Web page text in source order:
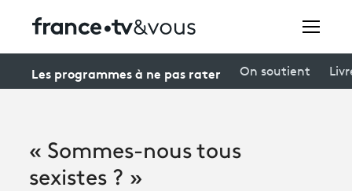
Creators
Les programmes à ne pas rater On soutient
« Sommes-nous tous
sexistes ? »